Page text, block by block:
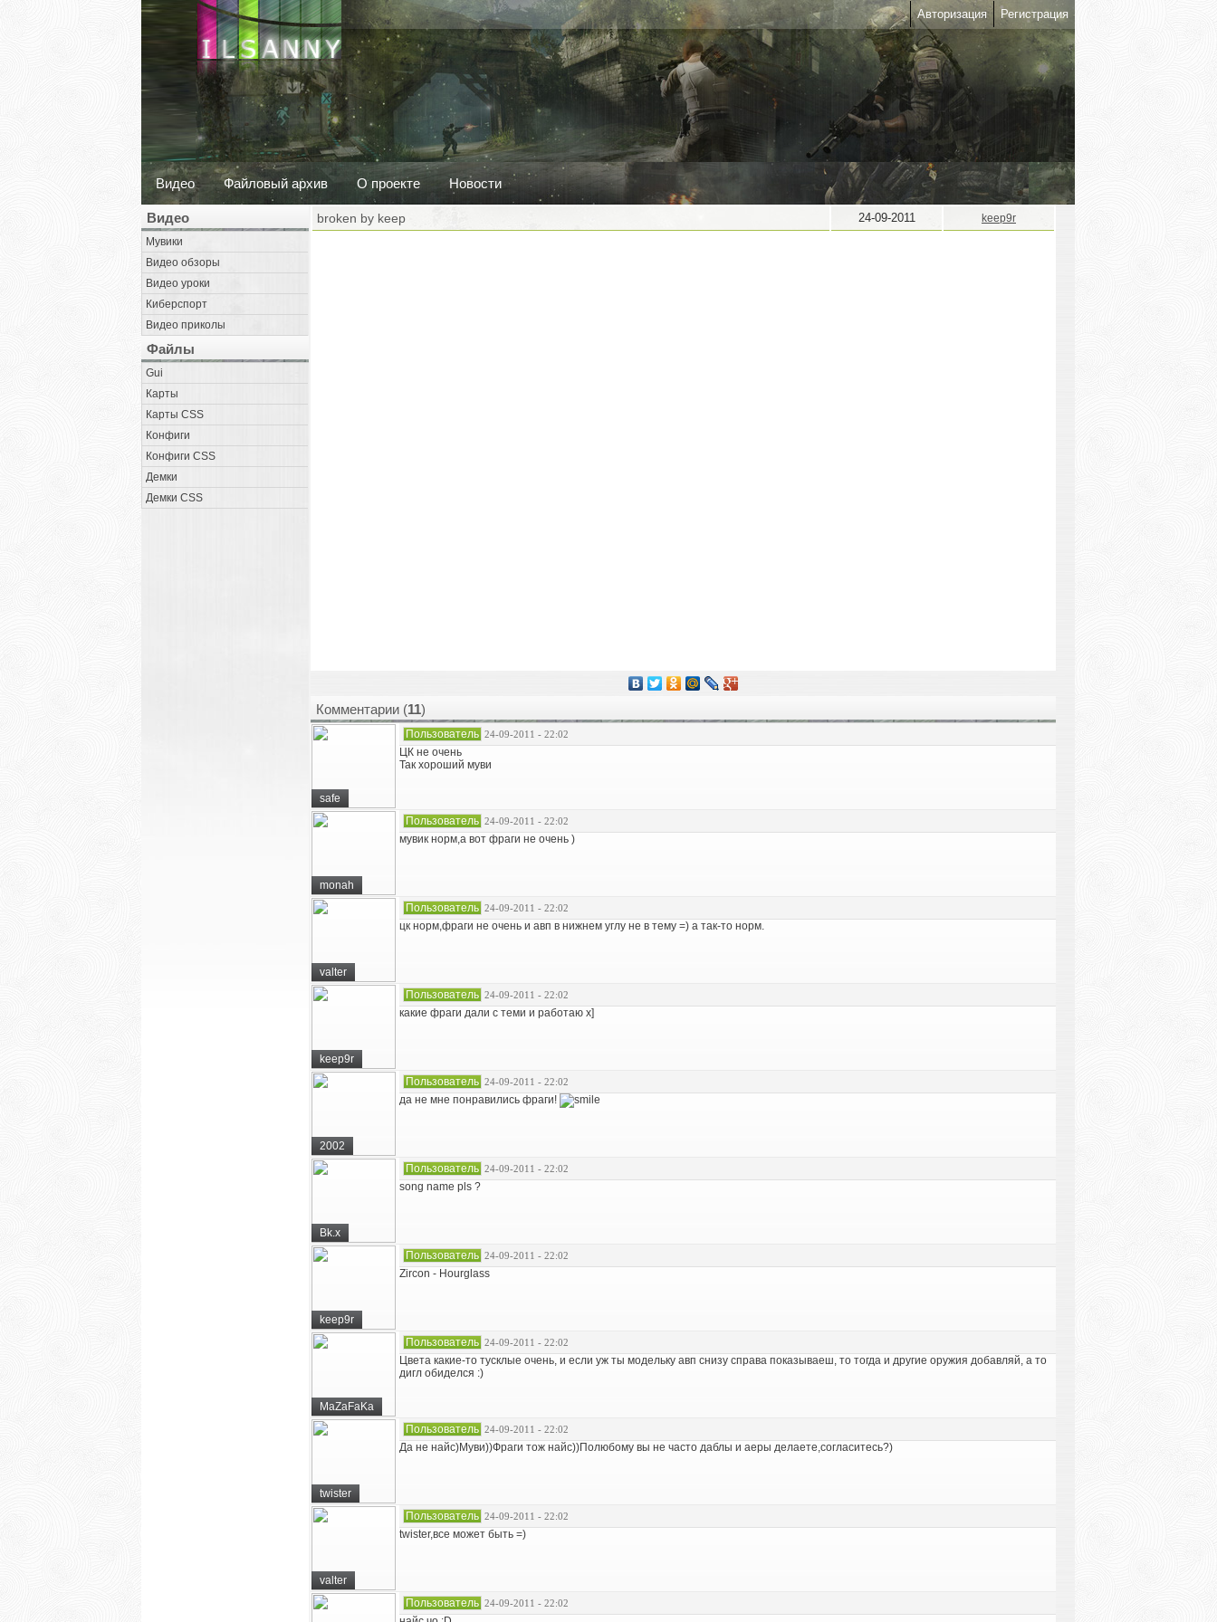
Авторизация Регистрация
Видео Файловый архив О проекте Новости
Видео
Мувики
Видео обзоры
Видео уроки
Киберспорт
Видео приколы
Файлы
Gui
Карты
Карты CSS
Конфиги
Конфиги CSS
Демки
Демки CSS
broken by keep 24-09-2011 keep9r
Комментарии (11)
safe
Пользователь 24-09-2011 - 22:02
ЦК не очень
Так хороший муви
monah
Пользователь 24-09-2011 - 22:02
мувик норм,а вот фраги не очень )
valter
Пользователь 24-09-2011 - 22:02
цк норм,фраги не очень и авп в нижнем углу не в тему =) а так-то норм.
keep9r
Пользователь 24-09-2011 - 22:02
какие фраги дали с теми и работаю x]
2002
Пользователь 24-09-2011 - 22:02
да не мне понравились фраги!
Bk.x
Пользователь 24-09-2011 - 22:02
song name pls ?
keep9r
Пользователь 24-09-2011 - 22:02
Zircon - Hourglass
MaZaFaKa
Пользователь 24-09-2011 - 22:02
Цвета какие-то тусклые очень, и если уж ты модельку авп снизу справа показываеш, то тогда и другие оружия добавляй, а то
дигл обиделся :)
twister
Пользователь 24-09-2011 - 22:02
Да не найс)Муви))Фраги тож найс))Полюбому вы не часто даблы и аеры делаете,согласитесь?)
valter
Пользователь 24-09-2011 - 22:02
twister,все может быть =)
Пользователь 24-09-2011 - 22:02